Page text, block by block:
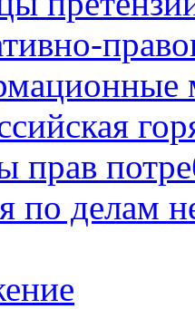
прав
по делам